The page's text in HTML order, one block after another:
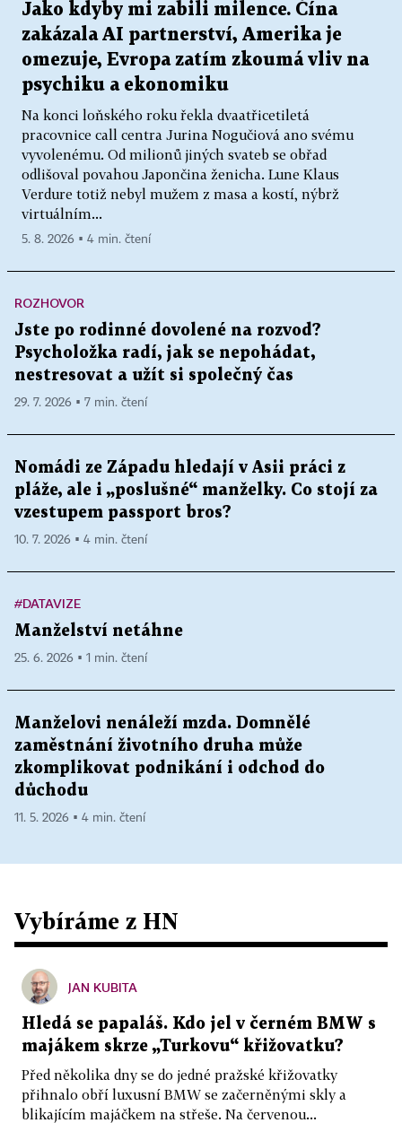
Jako kdyby mi zabili milence. Čína
zakázala AI partnerství, Amerika je
omezuje, Evropa zatím zkoumá vliv na
psychiku a ekonomiku
Na konci loňského roku řekla dvaatřicetiletá
pracovnice call centra Jurina Nogučiová ano svému
vyvolenému. Od milionů jiných svateb se obřad
odlišoval povahou Japončina ženicha. Lune Klaus
Verdure totiž nebyl mužem z masa a kostí, nýbrž
virtuálním...
5. 8. 2026 ▪ 4 min. čtení
ROZHOVOR
Jste po rodinné dovolené na rozvod?
Psycholožka radí, jak se nepohádat,
nestresovat a užít si společný čas
29. 7. 2026 ▪ 7 min. čtení
Nomádi ze Západu hledají v Asii práci z
pláže, ale i „poslušné“ manželky. Co stojí za
vzestupem passport bros?
10. 7. 2026 ▪ 4 min. čtení
#DATAVIZE
Manželství netáhne
25. 6. 2026 ▪ 1 min. čtení
Manželovi nenáleží mzda. Domnělé
zaměstnání životního druha může
zkomplikovat podnikání i odchod do
důchodu
11. 5. 2026 ▪ 4 min. čtení
Vybíráme z HN
JAN KUBITA
Hledá se papaláš. Kdo jel v černém BMW s
majákem skrze „Turkovu“ křižovatku?
Před několika dny se do jedné pražské křižovatky
přihnalo obří luxusní BMW se začerněnými skly a
blikajícím majáčkem na střeše. Na červenou...